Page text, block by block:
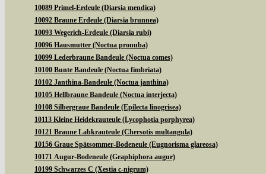
10089 Primel-Erdeule (Diarsia mendica)
10092 Braune Erdeule (Diarsia brunnea)
10093 Wegerich-Erdeule (Diarsia rubi)
10096 Hausmutter (Noctua pronuba)
10099 Lederbraune Bandeule (Noctua comes)
10100 Bunte Bandeule (Noctua fimbriata)
10102 Janthina-Bandeule (Noctua janthina)
10105 Hellbraune Bandeule (Noctua interjecta)
10108 Silbergraue Bandeule (Epilecta linogrisea)
10113 Kleine Heidekrauteule (Lycophotia porphyrea)
10121 Braune Labkrauteule (Chersotis multangula)
10156 Graue Spätsommer-Bodeneule (Eugnorisma glareosa)
10171 Augur-Bodeneule (Graphiphora augur)
10199 Schwarzes C (Xestia c-nigrum)